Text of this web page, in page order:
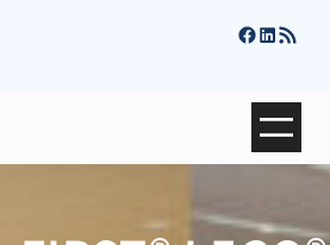
Facebook LinkedIn Feed RSS